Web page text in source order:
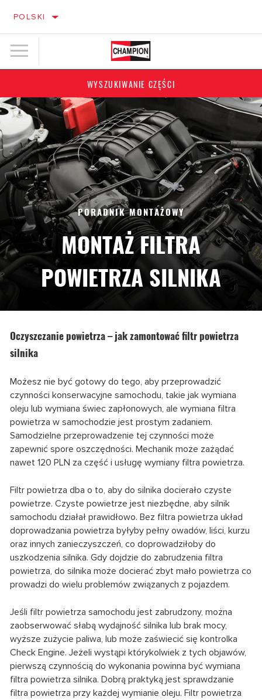
POLSKI
WYSZUKIWANIE CZĘŚCI
PORADNIK MONTAŻOWY
MONTAŻ FILTRA
POWIETRZA SILNIKA
Oczyszczanie powietrza – jak zamontować filtr powietrza
silnika
Możesz nie być gotowy do tego, aby przeprowadzić
czynności konserwacyjne samochodu, takie jak wymiana
oleju lub wymiana świec zapłonowych, ale wymiana filtra
powietrza w samochodzie jest prostym zadaniem.
Samodzielne przeprowadzenie tej czynności może
zapewnić spore oszczędności. Mechanik może zażądać
nawet 120 PLN za część i usługę wymiany filtra powietrza.
Filtr powietrza dba o to, aby do silnika docierało czyste
powietrze. Czyste powietrze jest niezbędne, aby silnik
samochodu działał prawidłowo. Bez filtra powietrza układ
doprowadzania powietrza byłyby pełny owadów, liści, kurzu
oraz innych zanieczyszczeń, co doprowadziłoby do
uszkodzenia silnika. Gdy dojdzie do zabrudzenia filtra
powietrza, do silnika może docierać zbyt mało powietrza co
prowadzi do wielu problemów związanych z pojazdem.
Jeśli filtr powietrza samochodu jest zabrudzony, można
zaobserwować słabą wydajność silnika lub brak mocy,
wyższe zużycie paliwa, lub może zaświecić się kontrolka
Check Engine. Jeżeli wystąpi którykolwiek z tych objawów,
pierwszą czynnością do wykonania powinna być wymiana
filtra powietrza silnika. Dobrą praktyką jest sprawdzanie
filtra powietrza przy każdej wymianie oleju. Filtr powietrza